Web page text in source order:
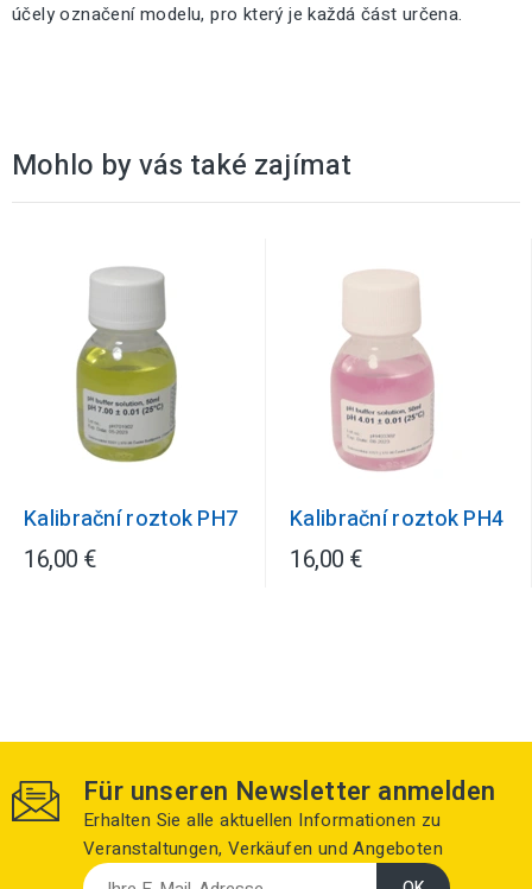
účely označení modelu, pro který je každá část určena.
Mohlo by vás také zajímat
Kalibrační roztok PH7
16,00 €
Kalibrační roztok PH4
16,00 €
Für unseren Newsletter anmelden
Erhalten Sie alle aktuellen Informationen zu
Veranstaltungen, Verkäufen und Angeboten